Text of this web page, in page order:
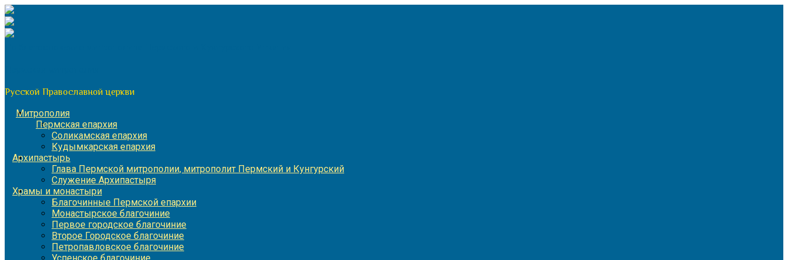
Перейти
к
содержимому
Русской Православной церкви
Митрополия
Пермская епархия
Соликамская епархия
Кудымкарская епархия
Архипастырь
Глава Пермской митрополии, митрополит Пермский и Кунгурский
Служение Архипастыря
Храмы и монастыри
Благочинные Пермской епархии
Монастырское благочиние
Первое городское благочиние
Второе Городское благочиние
Петропавловское благочиние